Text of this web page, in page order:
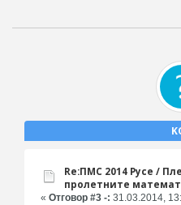
Re:ПМС 2014 Русе /
пролетните
« Отговор #3 -: 31.03.2014,